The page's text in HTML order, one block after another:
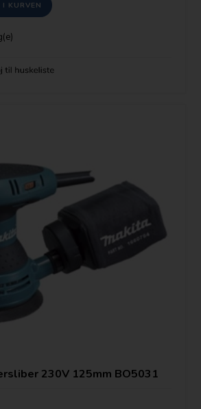
230V 125mm BO5031